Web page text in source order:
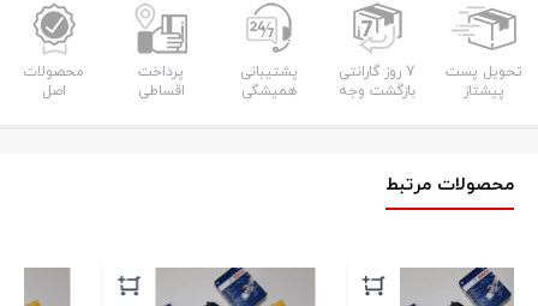
تحویل پست
پیشتاز
7 روز گارانتی
بازگشت وجه
پشتیبانی
همیشگی
پرداخت
اقساطی
محصولات
اصل
محصولات مرتبط